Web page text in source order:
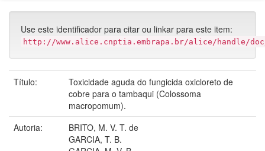
Use este identificador para citar ou linkar para este item:
http://www.alice.cnptia.embrapa.br/alice/handle/
Título:
Toxicidade aguda do fungicida oxicloreto de
cobre para o tambaqui (Colossoma
macropomum).
Autoria:
BRITO, M. V. T. de
GARCIA, T. B.